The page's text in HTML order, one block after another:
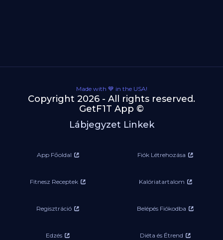
Made with 💙 in the USA!
Copyright 2026 - All rights reserved.
GetF1T App ©
Lábjegyzet Linkek
App Főoldal Fiók Létrehozása
Fitnesz Receptek Kalóriatartalom
Regisztráció Belépés Fiókodba
Edzés Diéta és Étrend